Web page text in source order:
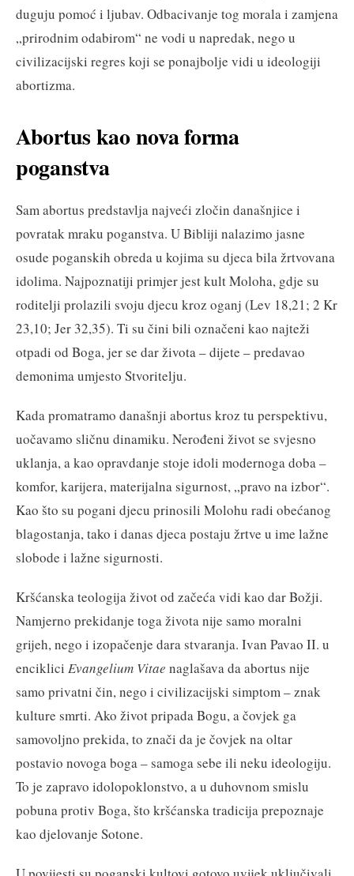
duguju pomoć i ljubav. Odbacivanje tog morala i zamjena
„prirodnim odabirom“ ne vodi u napredak, nego u
civilizacijski regres koji se ponajbolje vidi u ideologiji
abortizma.
Abortus kao nova forma
poganstva
Sam abortus predstavlja najveći zločin današnjice i
povratak mraku poganstva. U Bibliji nalazimo jasne
osude poganskih obreda u kojima su djeca bila žrtvovana
idolima. Najpoznatiji primjer jest kult Moloha, gdje su
roditelji prolazili svoju djecu kroz oganj (Lev 18,21; 2 Kr
23,10; Jer 32,35). Ti su čini bili označeni kao najteži
otpadi od Boga, jer se dar života – dijete – predavao
demonima umjesto Stvoritelju.
Kada promatramo današnji abortus kroz tu perspektivu,
uočavamo sličnu dinamiku. Nerođeni život se svjesno
uklanja, a kao opravdanje stoje idoli modernoga doba –
komfor, karijera, materijalna sigurnost, „pravo na izbor“.
Kao što su pogani djecu prinosili Molohu radi obećanog
blagostanja, tako i danas djeca postaju žrtve u ime lažne
slobode i lažne sigurnosti.
Kršćanska teologija život od začeća vidi kao dar Božji.
Namjerno prekidanje toga života nije samo moralni
grijeh, nego i izopačenje dara stvaranja. Ivan Pavao II. u
enciklici Evangelium Vitae naglašava da abortus nije
samo privatni čin, nego i civilizacijski simptom – znak
kulture smrti. Ako život pripada Bogu, a čovjek ga
samovoljno prekida, to znači da je čovjek na oltar
postavio novoga boga – samoga sebe ili neku ideologiju.
To je zapravo idolopoklonstvo, a u duhovnom smislu
pobuna protiv Boga, što kršćanska tradicija prepoznaje
kao djelovanje Sotone.